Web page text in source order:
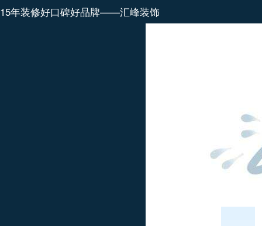
15年装修好口碑好品牌——汇峰装饰